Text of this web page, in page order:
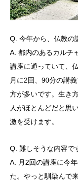
Q. 今年から、仏教の
A. 都内のあるカルチ
講座に通っていて、
月に2回、90分の講
方が多いです。生き
人がほとんどだと思
激を受けます。
Q. 難しそうな内容で
A. 月2回の講座に今
た。やっと馴染んで